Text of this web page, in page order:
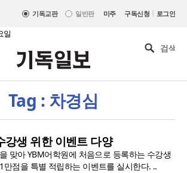
기독교판 일반판 미주 구독신청 | 로그인
일
Tag : 차경심
강생 위한 이벤트 다양
맞아 YBM어학원에 처음으로 등록하는 수강생
만점을 특별 적립하는 이벤트를 실시한다. ..